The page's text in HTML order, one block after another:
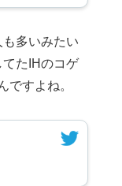
多いみたい
たIHのコゲ
ですよね。